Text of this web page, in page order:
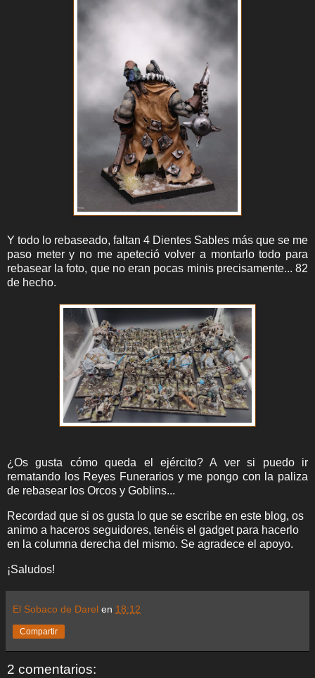
Y todo lo rebaseado, faltan 4 Dientes Sables más que se me
paso meter y no me apeteció volver a montarlo todo para
rebasear la foto, que no eran pocas minis precisamente... 82
de hecho.
¿Os gusta cómo queda el ejército? A ver si puedo ir
rematando los Reyes Funerarios y me pongo con la paliza
de rebasear los Orcos y Goblins...
Recordad que si os gusta lo que se escribe en este blog, os
animo a haceros seguidores, tenéis el gadget para hacerlo
en la columna derecha del mismo. Se agradece el apoyo.
¡Saludos!
El Sobaco de Darel en 18:12
Compartir
2 comentarios: